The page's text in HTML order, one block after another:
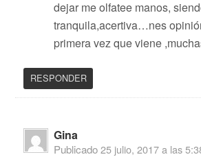
dejar me olfatee manos,
tranquila,acertiva…nes
primera vez que viene
RESPONDER
Gina
Publicado25 julio, 2017 a las